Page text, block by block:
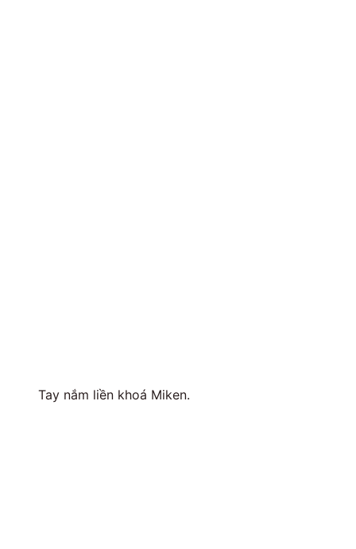
Tay nắm liền khoá Miken.